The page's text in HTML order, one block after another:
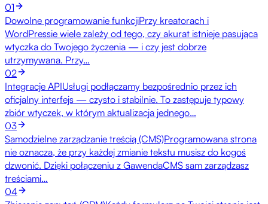
01
Dowolne programowanie funkcjiPrzy kreatorach i
WordPressie wiele zależy od tego, czy akurat istnieje pasująca
wtyczka do Twojego życzenia — i czy jest dobrze
utrzymywana. Przy…
02
Integracje APIUsługi podłączamy bezpośrednio przez ich
oficjalny interfejs — czysto i stabilnie. To zastępuje typowy
zbiór wtyczek, w którym aktualizacja jednego…
03
Samodzielne zarządzanie treścią (CMS)Programowana strona
nie oznacza, że przy każdej zmianie tekstu musisz do kogoś
dzwonić. Dzięki połączeniu z GawendaCMS sam zarządzasz
treściami…
04